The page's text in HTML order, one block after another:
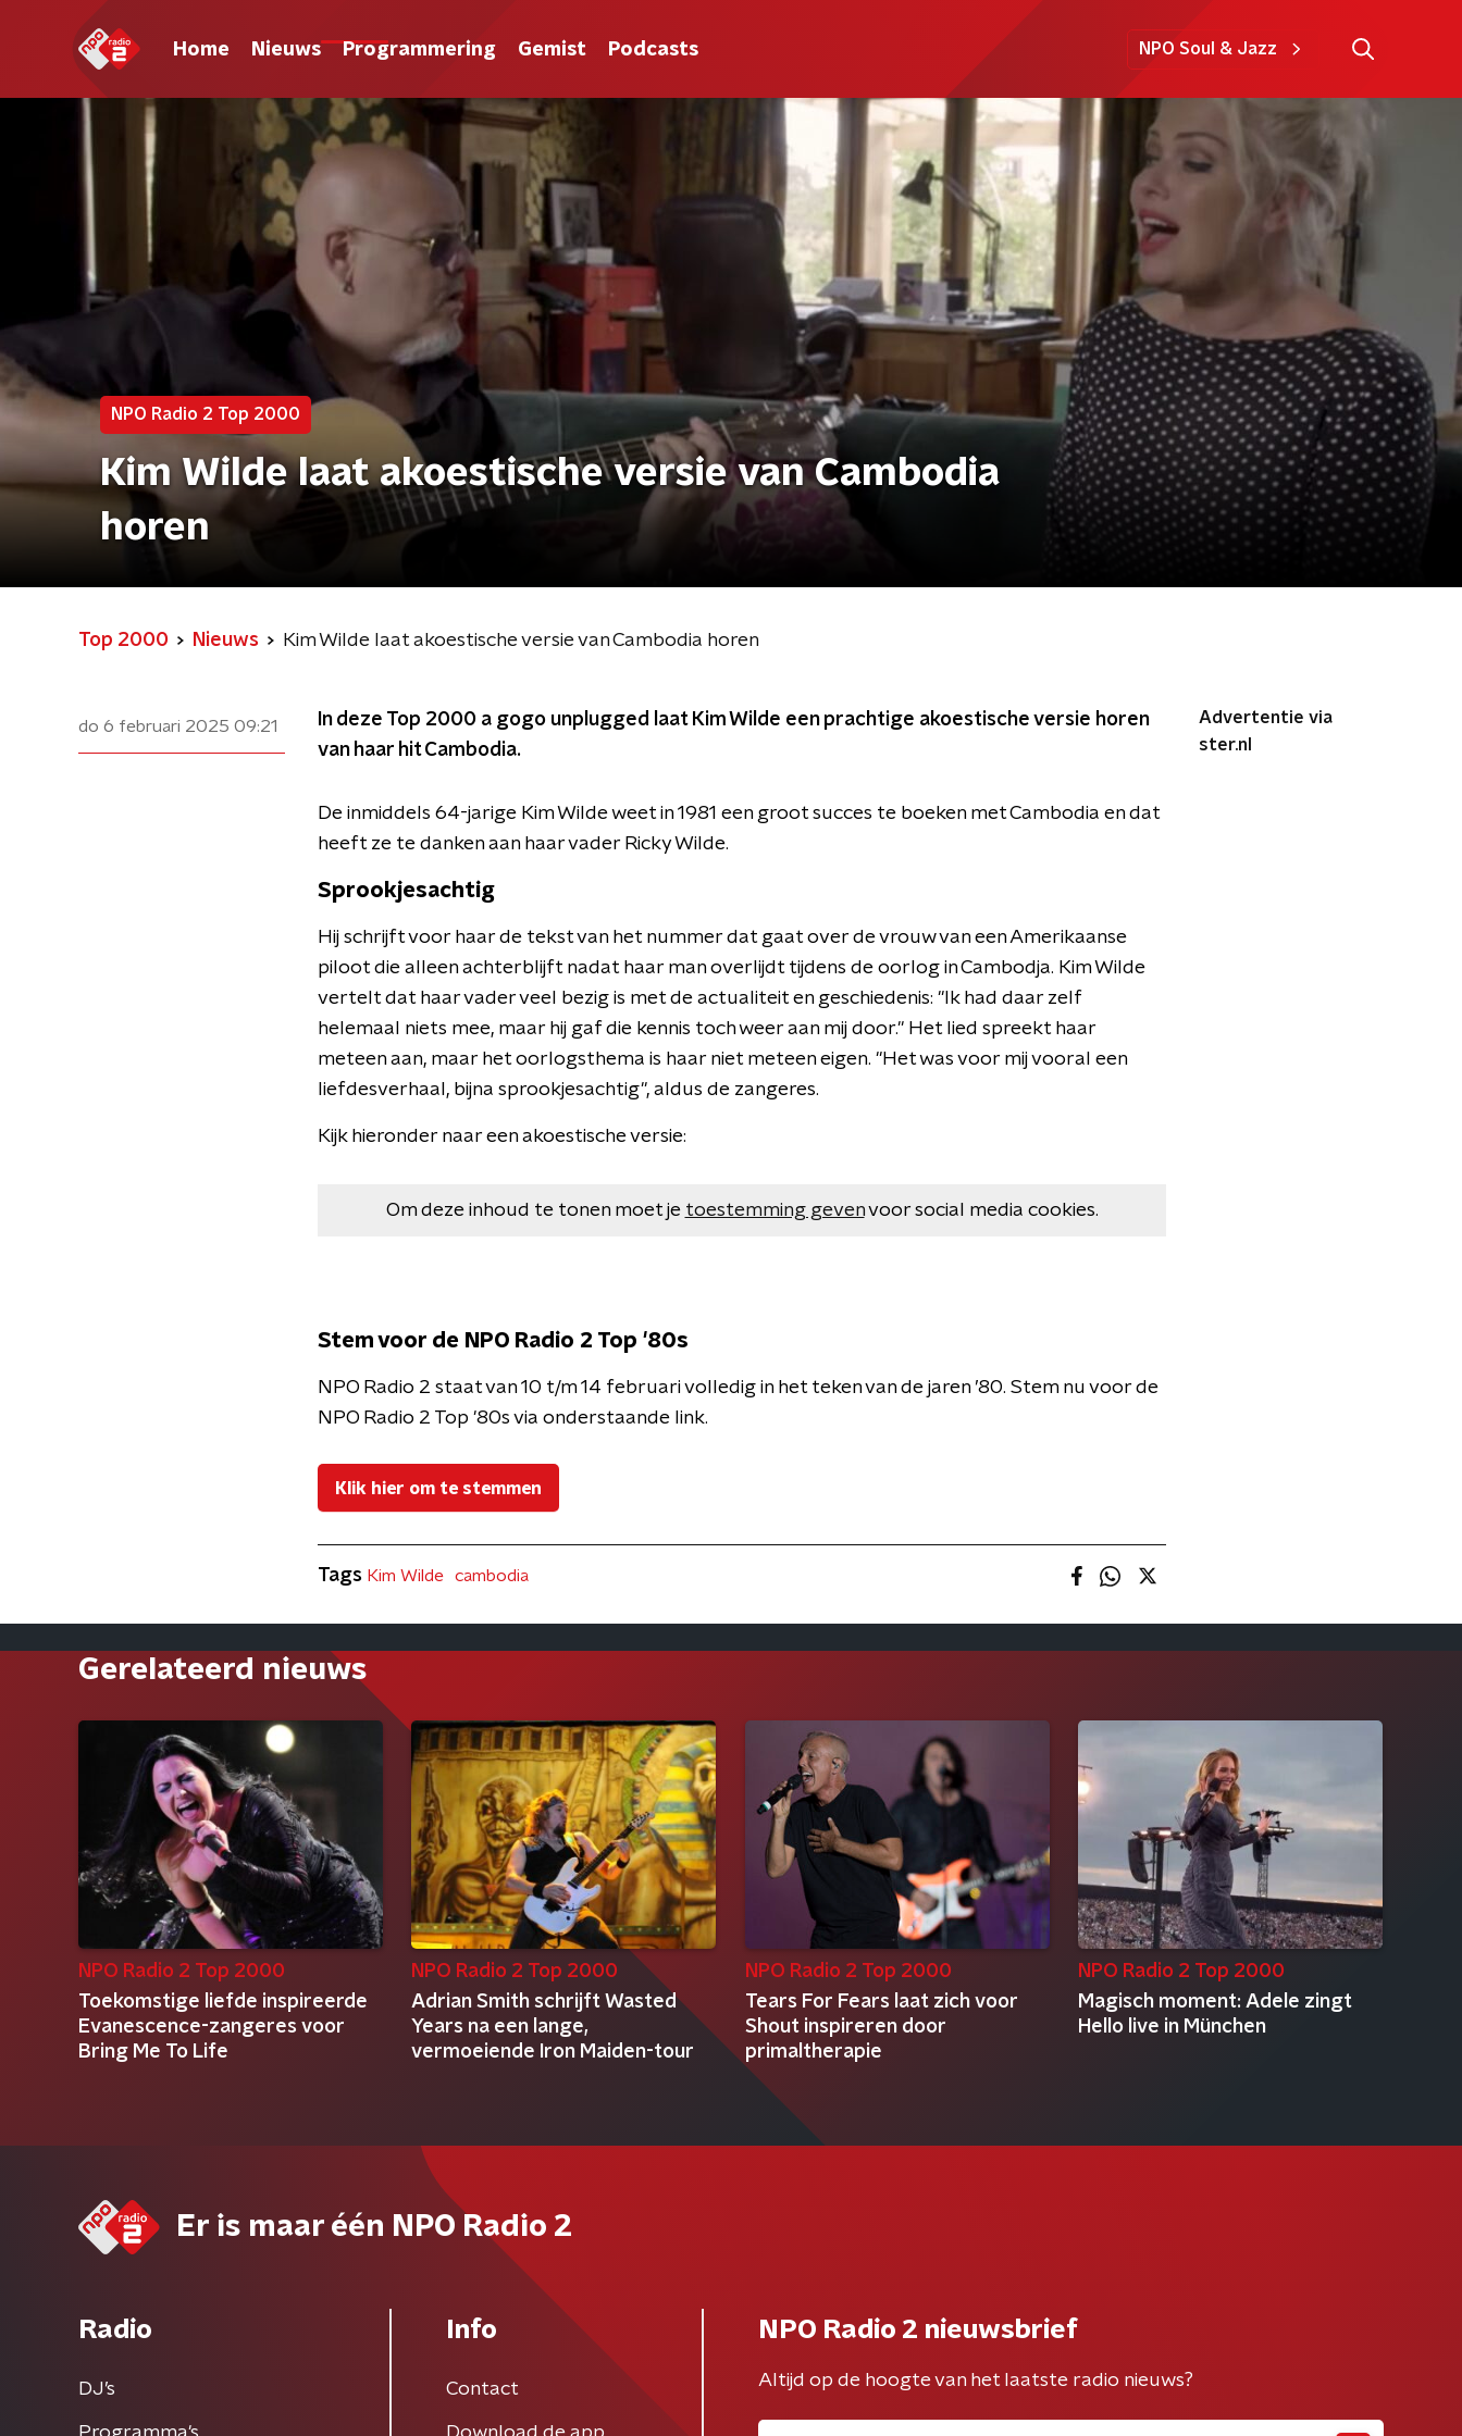
Home Nieuws Programmering Gemist Podcasts NPO Soul & Jazz
NPO Radio 2 Top 2000
Kim Wilde laat akoestische versie van Cambodia
horen
Top 2000 Nieuws Kim Wilde laat akoestische versie van Cambodia horen
do 6 februari 2025 09:21
In deze Top 2000 a gogo unplugged laat Kim Wilde een prachtige akoestische versie horen
van haar hit Cambodia.
De inmiddels 64-jarige Kim Wilde weet in 1981 een groot succes te boeken met Cambodia en dat
heeft ze te danken aan haar vader Ricky Wilde.
Sprookjesachtig
Hij schrijft voor haar de tekst van het nummer dat gaat over de vrouw van een Amerikaanse
piloot die alleen achterblijft nadat haar man overlijdt tijdens de oorlog in Cambodja. Kim Wilde
vertelt dat haar vader veel bezig is met de actualiteit en geschiedenis: "Ik had daar zelf
helemaal niets mee, maar hij gaf die kennis toch weer aan mij door." Het lied spreekt haar
meteen aan, maar het oorlogsthema is haar niet meteen eigen. "Het was voor mij vooral een
liefdesverhaal, bijna sprookjesachtig", aldus de zangeres.
Kijk hieronder naar een akoestische versie:
Om deze inhoud te tonen moet je toestemming gevenvoor social media cookies.
Stem voor de NPO Radio 2 Top '80s
NPO Radio 2 staat van 10 t/m 14 februari volledig in het teken van de jaren ’80. Stem nu voor de
NPO Radio 2 Top '80s via onderstaande link.
Klik hier om te stemmen
Advertentie via
ster.nl
Tags Kim Wilde cambodia
Gerelateerd nieuws
NPO Radio 2 Top 2000
Toekomstige liefde inspireerde
Evanescence-zangeres voor
Bring Me To Life
NPO Radio 2 Top 2000
Adrian Smith schrijft Wasted
Years na een lange,
vermoeiende Iron Maiden-tour
NPO Radio 2 Top 2000
Tears For Fears laat zich voor
Shout inspireren door
primaltherapie
NPO Radio 2 Top 2000
Magisch moment: Adele zingt
Hello live in München
Er is maar één NPO Radio 2
Radio
DJ’s
Info
Contact
NPO Radio 2 nieuwsbrief
Altijd op de hoogte van het laatste radio nieuws?